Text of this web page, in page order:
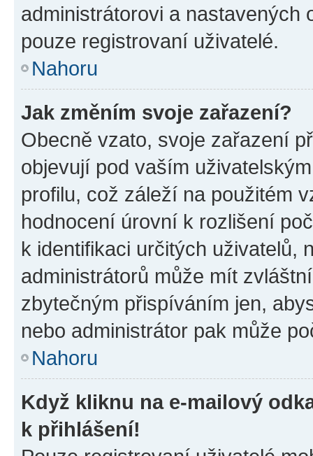
administrátorovi a nastavených
pouze registrovaní uživatelé.
Nahoru
Jak změním svoje zařazení?
Obecně vzato, svoje zařazení
objevují pod vaším
profilu, což záleží na použitém
hodnocení úrovní k rozlišení
k identifikaci určitých uživatelů,
administrátorů může mít
zbytečným přispíváním jen,
nebo administrátor pak může
Nahoru
Když kliknu na e-mailový
k přihlášení!